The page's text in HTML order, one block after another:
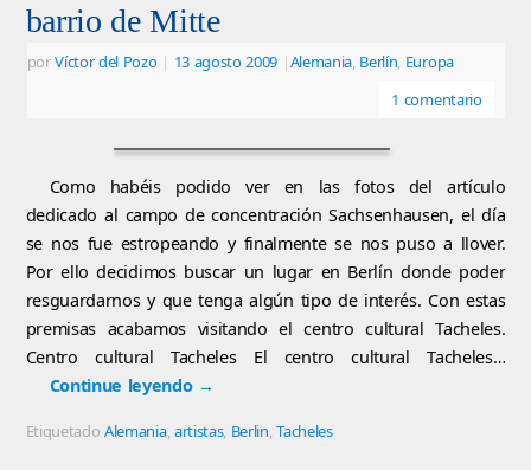
barrio de Mitte
porVíctor del Pozo | 13 agosto 2009 |Alemania, Berlín Europa
1 comentario
Como habéis podido ver en las fotos del artículo
dedicado al campo de concentración Sachsenhausen, el día
se nos fue estropeando y finalmente se nos puso a llover.
Por ello decidimos buscar un lugar en Berlín donde poder
resguardarnos y que tenga algún tipo de interés. Con estas
premisas acabamos visitando el centro cultural Tacheles.
Centro cultural Tacheles El centro cultural Tacheles…
Continue leyendo →
EtiquetadoAlemania,artistas, Berlin,Tacheles